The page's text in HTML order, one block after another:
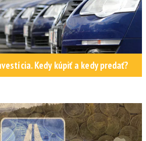
Kedy kúpiť a kedy predať?